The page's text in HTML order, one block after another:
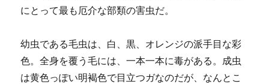
にとって最も厄介な部類の害虫だ。
幼虫である毛虫は、白、黒、オレンジの派手目な彩
色。全身を覆う毛には、一本一本に毒がある。成虫
は黄色っぽい明褐色で目立つガなのだが、なんとこ